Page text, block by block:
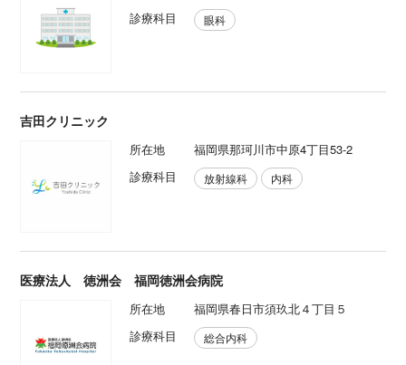
診療科目
眼科
吉田クリニック
所在地
福岡県那珂川市中原4丁目53-2
診療科目
放射線科 内科
医療法人 徳洲会 福岡徳洲会病院
所在地
福岡県春日市須玖北４丁目５
診療科目
総合内科